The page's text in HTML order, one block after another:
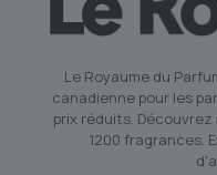
Le Royaume du
canadienne pour les
prix réduits.
1200 fragrances.